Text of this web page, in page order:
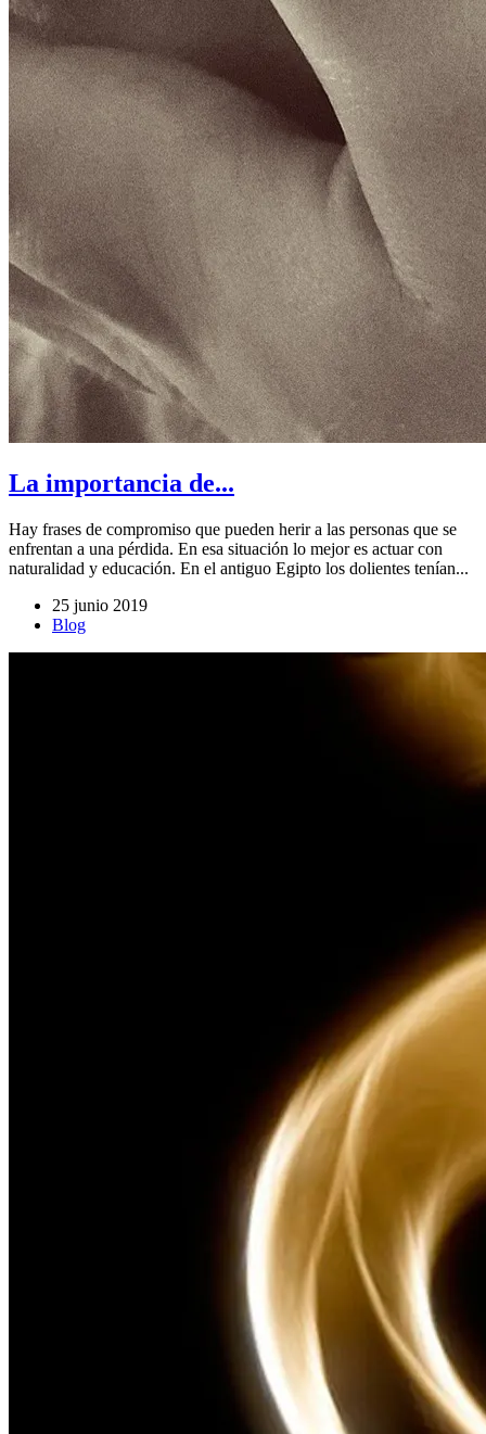
La importancia de...
Hay frases de compromiso que pueden herir a las personas que se
enfrentan a una pérdida. En esa situación lo mejor es actuar con
naturalidad y educación. En el antiguo Egipto los dolientes tenían...
25 junio 2019
Blog